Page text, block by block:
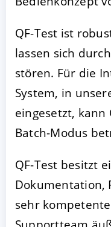
QF-Test ist
lassen sich
stören. Für die
System, in
eingesetzt, kann
Batch-Modus
QF-Test besitzt
Dokumentation,
sehr